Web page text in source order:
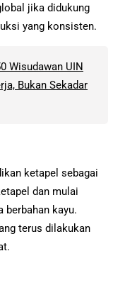
jika didukung
yang konsisten.
Wisudawan UIN
Bukan Sekadar
ketapel sebagai
dan mulai
berbahan kayu.
terus dilakukan